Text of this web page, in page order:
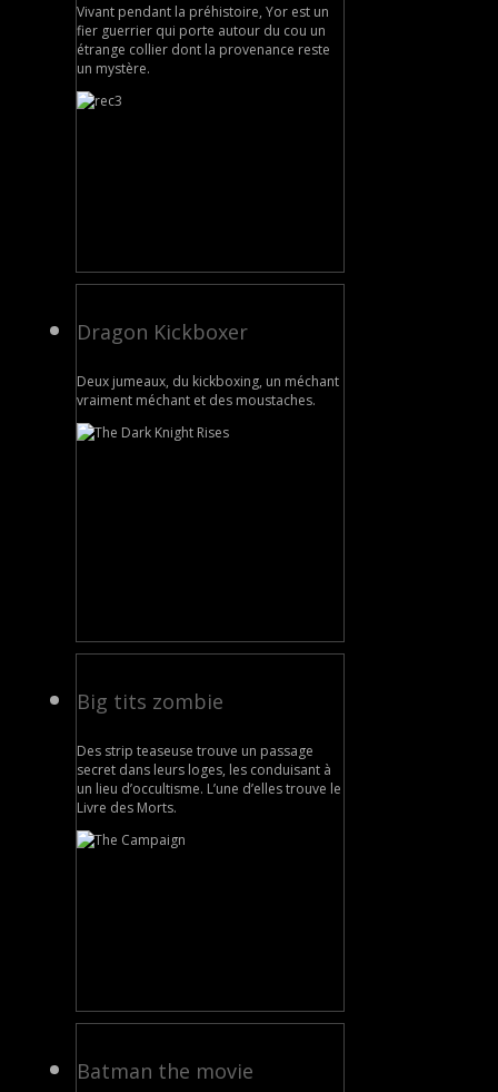
Vivant pendant la préhistoire, Yor est un
fier guerrier qui porte autour du cou un
étrange collier dont la provenance reste
un mystère.
Dragon Kickboxer
Deux jumeaux, du kickboxing, un méchant
vraiment méchant et des moustaches.
Big tits zombie
Des strip teaseuse trouve un passage
secret dans leurs loges, les conduisant à
un lieu d’occultisme. L’une d’elles trouve le
Livre des Morts.
Batman the movie